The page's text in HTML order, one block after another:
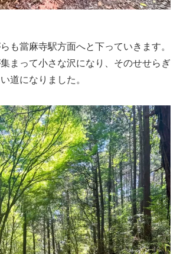
も當麻寺駅方面へと下っていきます。
まって小さな沢になり、そのせせらぎ
道になりました。